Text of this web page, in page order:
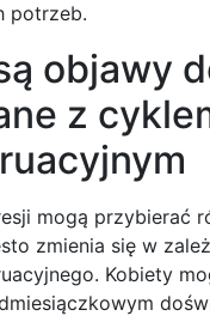
potrzeb.
objawy
z
mogą przybierać
zmienia się w
Kobiety